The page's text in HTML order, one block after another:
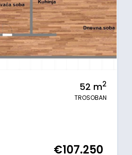
52 m2
TROSOBAN
€107.250